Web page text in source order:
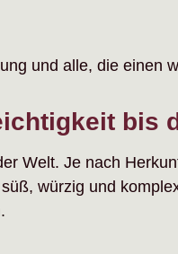
und alle, die
bis
Welt. Je nach
würzig und